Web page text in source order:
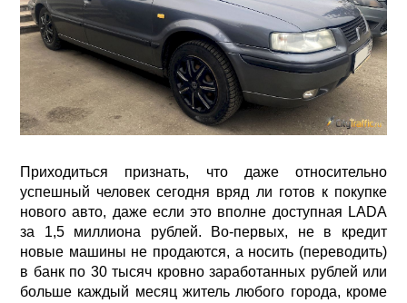
Приходиться признать, что даже относительно
успешный человек сегодня вряд ли готов к покупке
нового авто, даже если это вполне доступная LADA
за 1,5 миллиона рублей. Во-первых, не в кредит
новые машины не продаются, а носить (переводить)
в банк по 30 тысяч кровно заработанных рублей или
больше каждый месяц житель любого города, кроме